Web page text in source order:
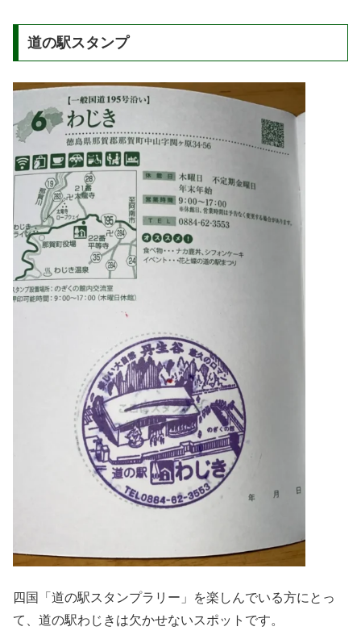
道の駅スタンプ
四国「道の駅スタンプラリー」を楽しんでいる方にとっ
て、道の駅わじきは欠かせないスポットです。